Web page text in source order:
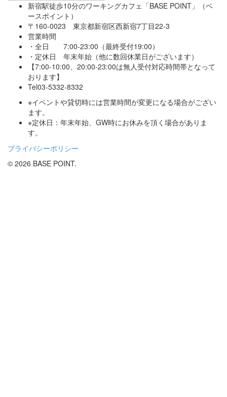
新宿駅徒歩10分のワーキングカフェ「BASE POINT」（ベ
ースポイント）
〒160-0023 東京都新宿区西新宿7丁目22-3
営業時間
・全日 7:00-23:00（最終受付19:00）
・定休日 年末年始（他に数回休業日がございます）
【7:00-10:00、20:00-23:00は無人受付対応時間帯となって
おります】
Tel03-5332-8332
※イベントや貸切時には営業時間が変更になる場合がござい
ます。
※定休日：年末年始、GW時にお休みを頂く場合がありま
す。
プライバシーポリシー
© 2026 BASE POINT.